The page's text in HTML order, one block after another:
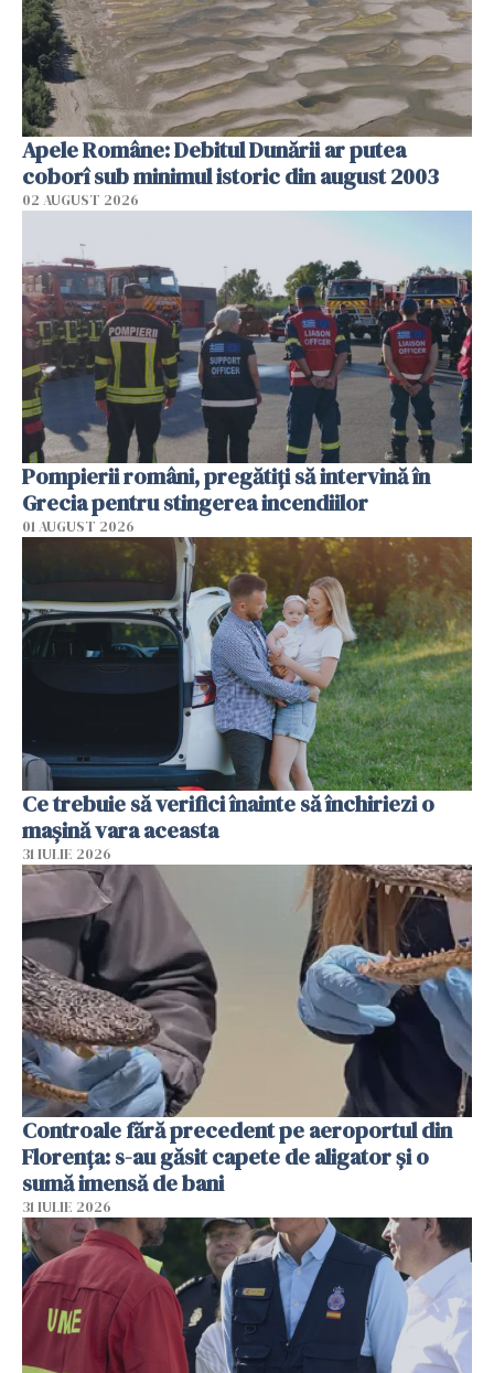
Apele Române: Debitul Dunării ar putea
coborî sub minimul istoric din august 2003
02 AUGUST 2026
Pompierii români, pregătiţi să intervină în
Grecia pentru stingerea incendiilor
01 AUGUST 2026
Ce trebuie să verifici înainte să închiriezi o
mașină vara aceasta
31 IULIE 2026
Controale fără precedent pe aeroportul din
Florența: s-au găsit capete de aligator și o
sumă imensă de bani
31 IULIE 2026